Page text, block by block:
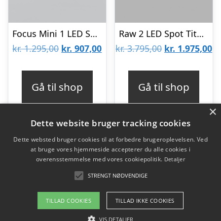
Focus Mini 1 LED Sort – 2700K Så længe lager haves- LIGHT-POINT
kr.1.295,00 Den
kr. 907,00Den
Gå til shop
Raw 2 LED Spot Titanium 3000k-Så længe lager haves – LIGHT-POINT
kr.3.795,00 Den
kr. 3.795,00.
kr. 1.975,00
Gå til shop
Varekategorier
×
Dette website bruger tracking cookies
Dette websted bruger cookies til at forbedre brugeroplevelsen. Ved
at bruge vores hjemmeside accepterer du alle cookies i
overensstemmelse med vores cookiepolitik. Detaljer
STRENGT NØDVENDIGE
TILLAD COOKIES TILLAD IKKE COOKIES
VIS DETALJER